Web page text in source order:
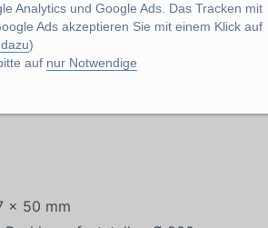
Analytics und Google Ads. Das Tracken mit
Ads akzeptieren Sie mit einem Klick auf
)
auf nur Notwendige
x 50 mm